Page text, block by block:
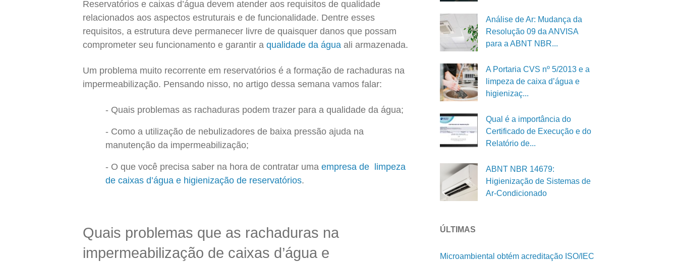
Reservatórios e caixas d’água devem atender aos requisitos de qualidade
relacionados aos aspectos estruturais e de funcionalidade. Dentre esses
requisitos, a estrutura deve permanecer livre de quaisquer danos que possam
comprometer seu funcionamento e garantir a qualidade da águaali armazenada.
Um problema muito recorrente em reservatórios é a formação de rachaduras na
impermeabilização. Pensando nisso, no artigo dessa semana vamos falar:
Quais problemas as rachaduras podem trazer para a qualidade da água;
Como a utilização de nebulizadores de baixa pressão ajuda na
manutenção da impermeabilização;
O que você precisa saber na hora de contratar uma empresa de limpeza
de caixas d’água e higienização de reservatórios.
Quais problemas que as rachaduras na
impermeabilização de caixas d’água e
Análise de Ar: Mudança da
Resolução 09 da ANVISA
para a ABNT NBR...
A Portaria CVS nº 5/2013 e a
limpeza de caixa d’água e
higienizaç...
Qual é a importância do
Certificado de Execução e do
Relatório de...
ABNT NBR 14679:
Higienização de Sistemas de
Ar-Condicionado
ÚLTIMAS
Microambiental obtém acreditação ISO/IEC